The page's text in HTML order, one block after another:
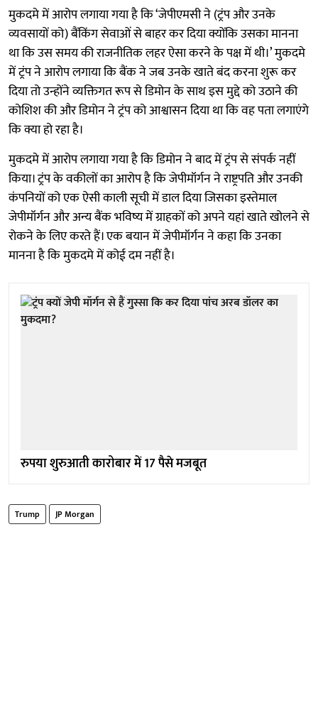
मुकदमे में आरोप लगाया गया है कि ‘जेपीएमसी ने (ट्रंप और उनके
व्यवसायों को) बैंकिंग सेवाओं से बाहर कर दिया क्योंकि उसका मानना ​​
था कि उस समय की राजनीतिक लहर ऐसा करने के पक्ष में थी।’ मुकदमे
में ट्रंप ने आरोप लगाया कि बैंक ने जब उनके खाते बंद करना शुरू कर
दिया तो उन्होंने व्यक्तिगत रूप से डिमोन के साथ इस मुद्दे को उठाने की
कोशिश की और डिमोन ने ट्रंप को आश्वासन दिया था कि वह पता लगाएंगे
कि क्या हो रहा है।
मुकदमे में आरोप लगाया गया है कि डिमोन ने बाद में ट्रंप से संपर्क नहीं
किया। ट्रंप के वकीलों का आरोप है कि जेपीमॉर्गन ने राष्ट्रपति और उनकी
कंपनियों को एक ऐसी काली सूची में डाल दिया जिसका इस्तेमाल
जेपीमॉर्गन और अन्य बैंक भविष्य में ग्राहकों को अपने यहां खाते खोलने से
रोकने के लिए करते हैं। एक बयान में जेपीमॉर्गन ने कहा कि उनका
मानना ​​है कि मुकदमे में कोई दम नहीं है।
रुपया शुरुआती कारोबार में 17 पैसे मजबूत
Trump JP Morgan